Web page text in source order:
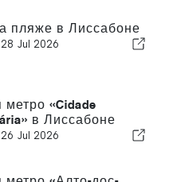
пляже в Лиссабоне
28 Jul 2026
«Cidade
в Лиссабоне
26 Jul 2026